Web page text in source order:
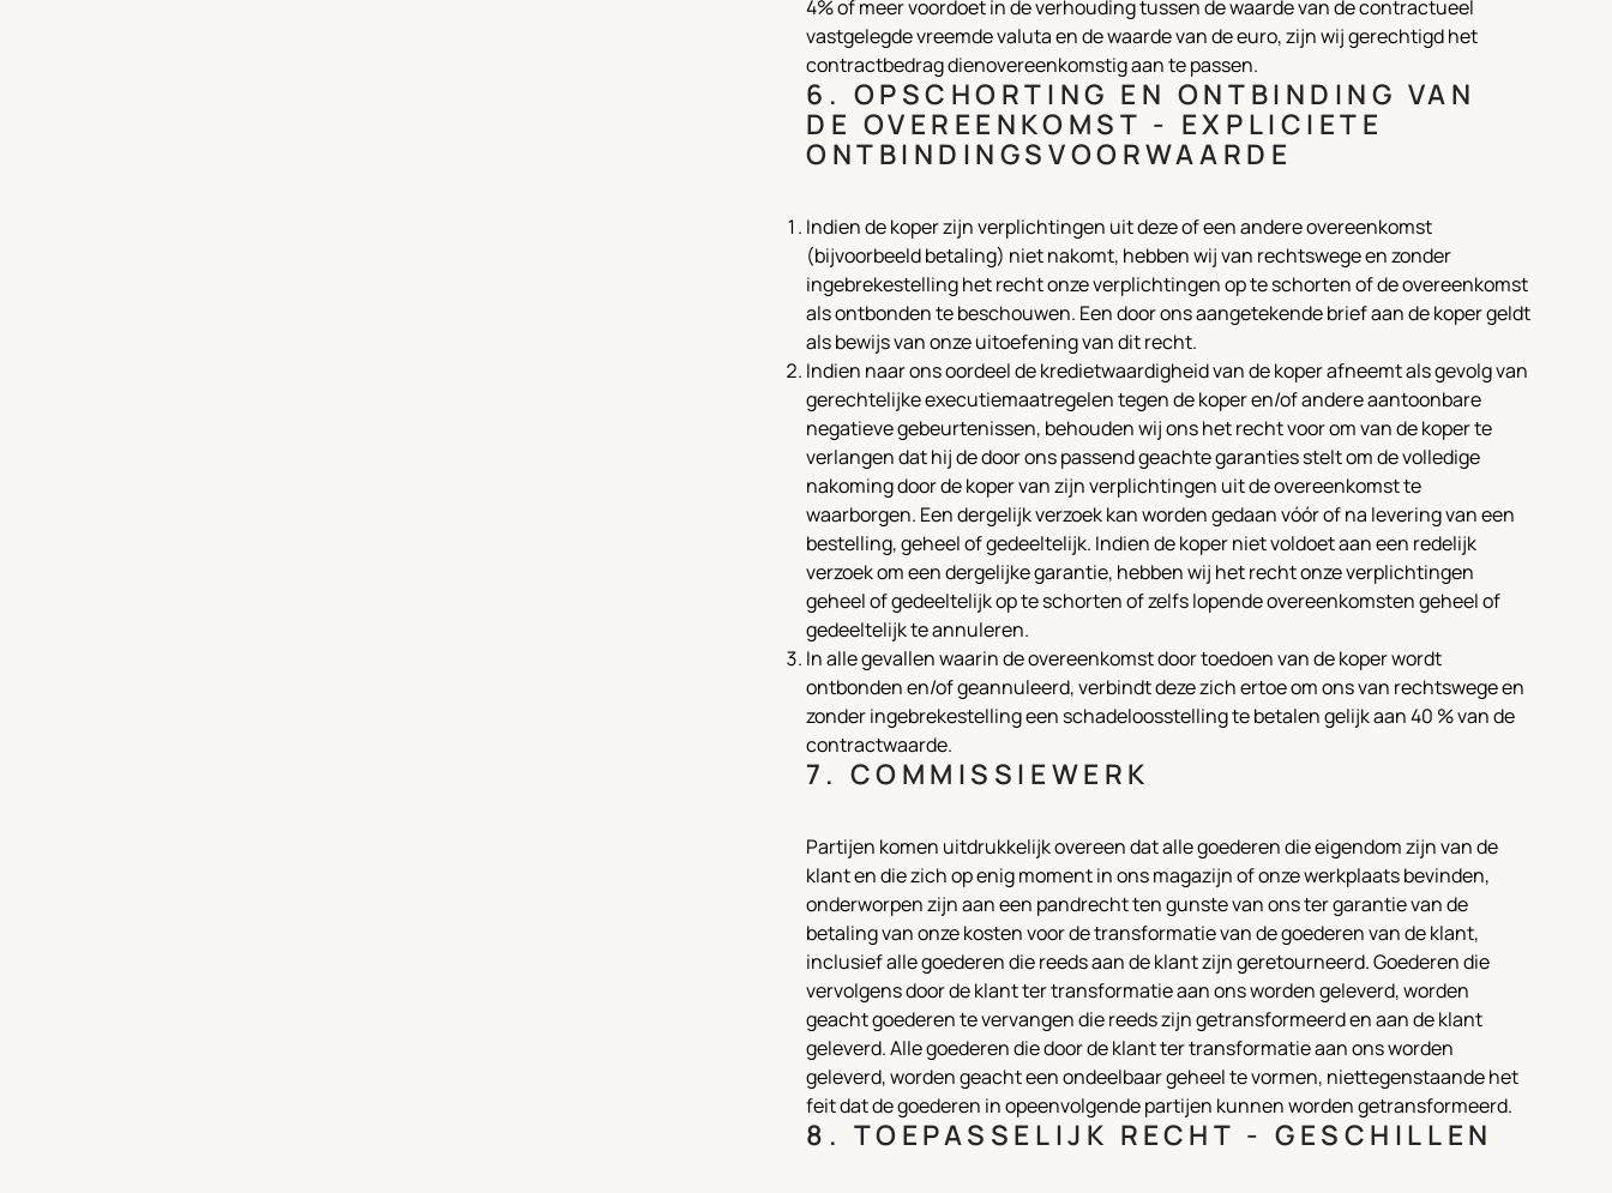
4% of meer voordoet in de verhouding tussen de waarde van de contractueel
vastgelegde vreemde valuta en de waarde van de euro, zijn wij gerechtigd het
contractbedrag dienovereenkomstig aan te passen.
6. OPSCHORTING EN ONTBINDING VAN
DE OVEREENKOMST - EXPLICIETE
ONTBINDINGSVOORWAARDE
Indien de koper zijn verplichtingen uit deze of een andere overeenkomst
(bijvoorbeeld betaling) niet nakomt, hebben wij van rechtswege en zonder
ingebrekestelling het recht onze verplichtingen op te schorten of de overeenkomst
als ontbonden te beschouwen. Een door ons aangetekende brief aan de koper geldt
als bewijs van onze uitoefening van dit recht.
Indien naar ons oordeel de kredietwaardigheid van de koper afneemt als gevolg van
gerechtelijke executiemaatregelen tegen de koper en/of andere aantoonbare
negatieve gebeurtenissen, behouden wij ons het recht voor om van de koper te
verlangen dat hij de door ons passend geachte garanties stelt om de volledige
nakoming door de koper van zijn verplichtingen uit de overeenkomst te
waarborgen. Een dergelijk verzoek kan worden gedaan vóór of na levering van een
bestelling, geheel of gedeeltelijk. Indien de koper niet voldoet aan een redelijk
verzoek om een dergelijke garantie, hebben wij het recht onze verplichtingen
geheel of gedeeltelijk op te schorten of zelfs lopende overeenkomsten geheel of
gedeeltelijk te annuleren.
In alle gevallen waarin de overeenkomst door toedoen van de koper wordt
ontbonden en/of geannuleerd, verbindt deze zich ertoe om ons van rechtswege en
zonder ingebrekestelling een schadeloosstelling te betalen gelijk aan 40 % van de
contractwaarde.
7. COMMISSIEWERK
Partijen komen uitdrukkelijk overeen dat alle goederen die eigendom zijn van de
klant en die zich op enig moment in ons magazijn of onze werkplaats bevinden,
onderworpen zijn aan een pandrecht ten gunste van ons ter garantie van de
betaling van onze kosten voor de transformatie van de goederen van de klant,
inclusief alle goederen die reeds aan de klant zijn geretourneerd. Goederen die
vervolgens door de klant ter transformatie aan ons worden geleverd, worden
geacht goederen te vervangen die reeds zijn getransformeerd en aan de klant
geleverd. Alle goederen die door de klant ter transformatie aan ons worden
geleverd, worden geacht een ondeelbaar geheel te vormen, niettegenstaande het
feit dat de goederen in opeenvolgende partijen kunnen worden getransformeerd.
8. TOEPASSELIJK RECHT - GESCHILLEN